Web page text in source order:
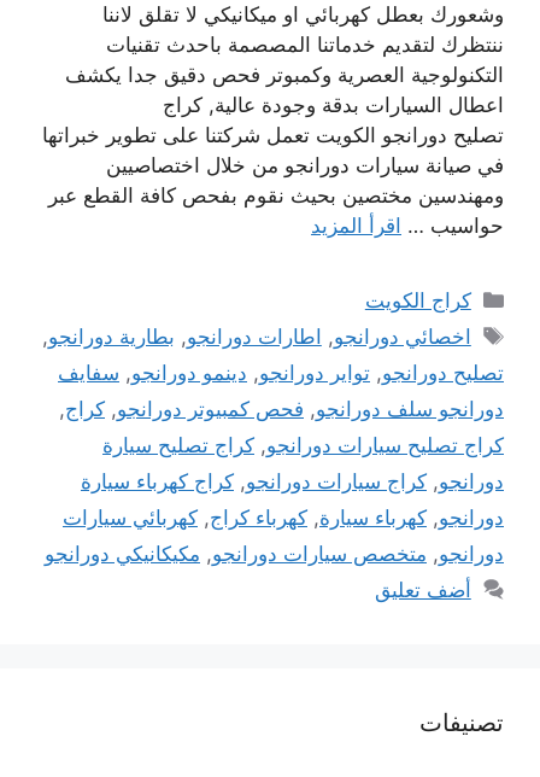
وشعورك بعطل كهربائي او ميكانيكي لا تقلق لاننا
ننتظرك لتقديم خدماتنا المصصمة باحدث تقنيات
التكنولوجية العصرية وكمبوتر فحص دقيق جدا يكشف
اعطال السيارات بدقة وجودة عالية, كراج
تصليح دورانجو الكويت تعمل شركتنا على تطوير خبراتها
في صيانة سيارات دورانجو من خلال اختصاصيين
ومهندسين مختصين بحيث نقوم بفحص كافة القطع عبر
حواسيب … اقرأ المزيد
التصنيفات
كراج الكويت
الوسوم
اخصائي دورانجو, اطارات دورانجو, بطارية دورانجو,
تصليح دورانجو, تواير دورانجو, دينمو دورانجو, سفايف
دورانجو سلف دورانجو, فحص كمبيوتر دورانجو, كراج,
كراج تصليح سيارات دورانجو, كراج تصليح سيارة
دورانجو, كراج سيارات دورانجو, كراج كهرباء سيارة
دورانجو, كهرباء سيارة, كهرباء كراج, كهربائي سيارات
دورانجو, متخصص سيارات دورانجو, مكيكانيكي دورانجو
أضف تعليق
تصنيفات